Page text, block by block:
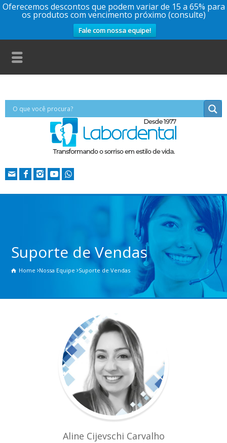
Oferecemos descontos que podem variar de 15 a 65% para
os produtos com vencimento próximo (consulte)
Fale com nossa equipe!
Suporte de Vendas
Home Nossa Equipe Suporte de Vendas
Aline Cijevschi Carvalho